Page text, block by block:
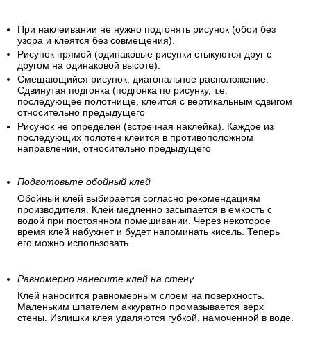
При наклеивании не нужно подгонять рисунок (обои без
узора и клеятся без совмещения).
Рисунок прямой (одинаковые рисунки стыкуются друг с
другом на одинаковой высоте).
Смещающийся рисунок, диагональное расположение.
Сдвинутая подгонка (подгонка по рисунку, т.е.
последующее полотнище, клеится с вертикальным сдвигом
относительно предыдущего
Рисунок не определен (встречная наклейка). Каждое из
последующих полотен клеится в противоположном
направлении, относительно предыдущего
Подготовьте обойный клей
Обойный клей выбирается согласно рекомендациям
производителя. Клей медленно засыпается в емкость с
водой при постоянном помешивании. Через некоторое
время клей набухнет и будет напоминать кисель. Теперь
его можно использовать.
Равномерно нанесите клей на стену.
Клей наносится равномерным слоем на поверхность.
Маленьким шпателем аккуратно промазывается верх
стены. Излишки клея удаляются губкой, намоченной в воде.